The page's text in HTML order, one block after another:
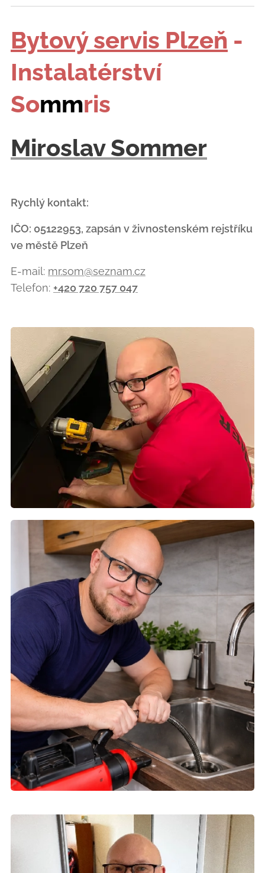
Bytový servis Plzeň -
Instalatérství
Sommris
Miroslav Sommer
Rychlý kontakt:
IČO: 05122953, zapsán v živnostenském rejstříku
ve městě Plzeň
E-mail: mr.som@seznam.cz
Telefon: +420 720 757 047